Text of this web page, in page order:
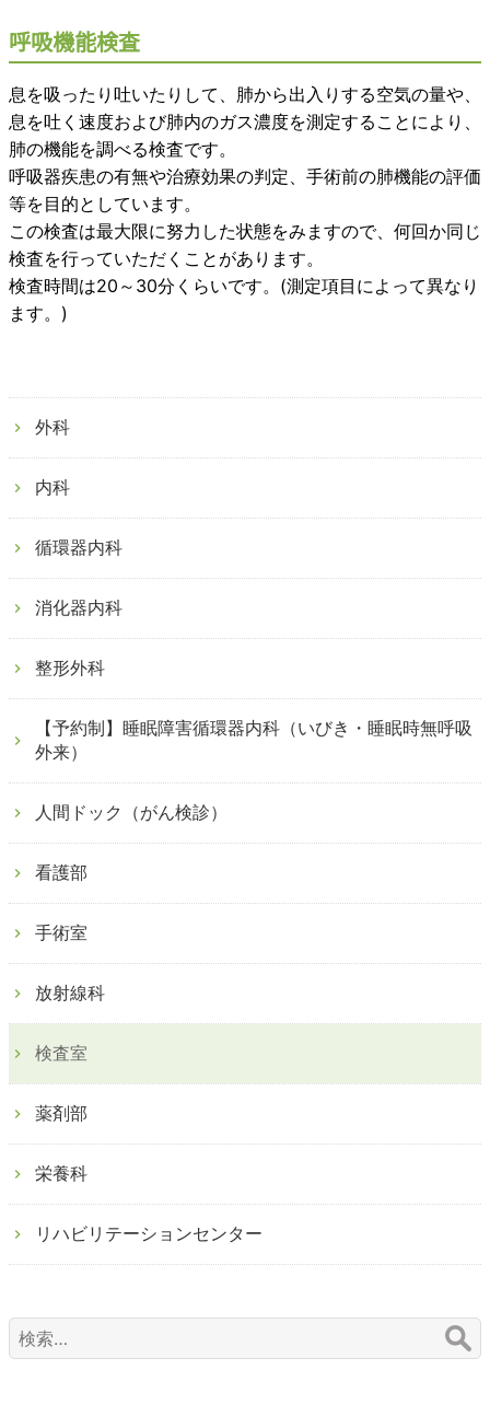
呼吸機能検査
息を吸ったり吐いたりして、肺から出入りする空気の量や、
息を吐く速度および肺内のガス濃度を測定することにより、
肺の機能を調べる検査です。
呼吸器疾患の有無や治療効果の判定、手術前の肺機能の評価
等を目的としています。
この検査は最大限に努力した状態をみますので、何回か同じ
検査を行っていただくことがあります。
検査時間は20～30分くらいです。(測定項目によって異なり
ます。)
外科
内科
循環器内科
消化器内科
整形外科
【予約制】睡眠障害循環器内科（いびき・睡眠時無呼吸
外来）
人間ドック（がん検診）
看護部
手術室
放射線科
検査室
薬剤部
栄養科
リハビリテーションセンター
検
索: